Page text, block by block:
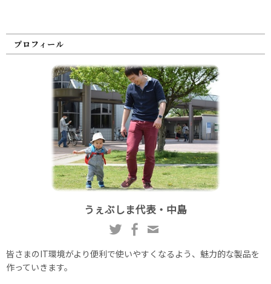
プロフィール
うぇぶしま代表・中島
皆さまのIT環境がより便利で使いやすくなるよう、魅力的な製品を
作っていきます。